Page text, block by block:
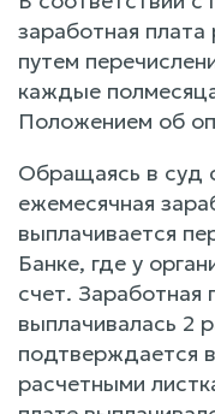
заработная плата
путем
каждые
Положением об
Обращаясь в суд
ежемесячная
выплачивается
Банке, где у
счет. Заработная
выплачивалась 2
подтверждается
расчетными